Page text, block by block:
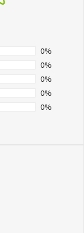
0%
0%
0%
0%
0%